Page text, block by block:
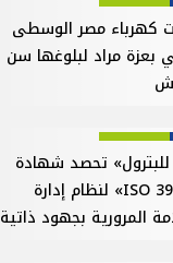
كهرباء مصر الوسطى
بعزة مراد لبلوغها سن
للبترول» تحصد شهادة
«ISO 39001» لنظام إدارة
المرورية بجهود ذاتية